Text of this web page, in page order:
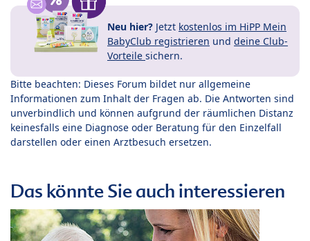
Neu hier? Jetzt kostenlos im HiPP Mein
BabyClub registrieren und deine Club-
Vorteile sichern.
Bitte beachten: Dieses Forum bildet nur allgemeine
Informationen zum Inhalt der Fragen ab. Die Antworten sind
unverbindlich und können aufgrund der räumlichen Distanz
keinesfalls eine Diagnose oder Beratung für den Einzelfall
darstellen oder einen Arztbesuch ersetzen.
Das könnte Sie auch interessieren